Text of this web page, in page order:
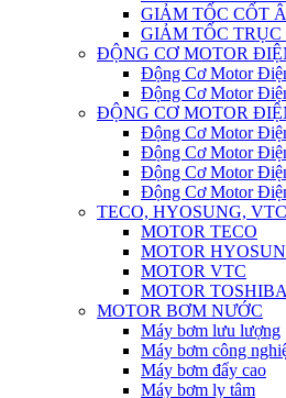
GIẢM TỐC CỐT
GIẢM TỐC
ĐỘNG CƠ MOTOR
Động Cơ Motor
Động Cơ Motor
ĐỘNG CƠ MOTOR
Động Cơ Motor
Động Cơ Motor
Động Cơ Motor
Động Cơ Motor
TECO, HYOSUNG,
MOTOR TECO
MOTOR
MOTOR VTC
MOTOR TOSHIBA
MOTOR BƠM NƯỚC
Máy bơm lưu lượng
Máy bơm công
Máy bơm đẩy cao
Máy bơm ly tâm